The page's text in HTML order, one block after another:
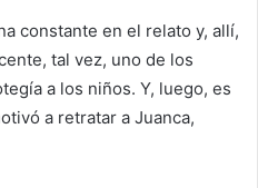
constante en el relato y, allí,
tal vez, uno de los
a los niños. Y, luego, es
a retratar a Juanca,